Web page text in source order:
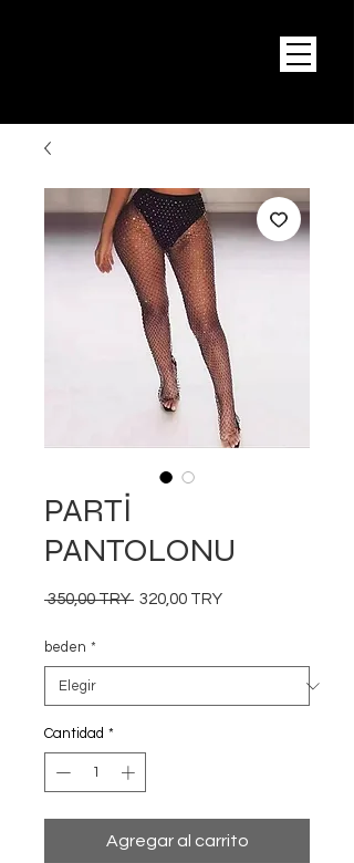
PARTİ
PANTOLONU
350,00 TRY Precio
320,00 TRYPrecio
beden *
Cantidad *
Agregar al carrito